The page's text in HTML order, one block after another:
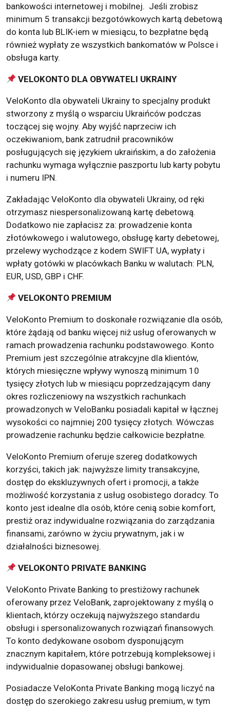
bankowości internetowej i mobilnej. Jeśli zrobisz
minimum 5 transakcji bezgotówkowych kartą debetową
do konta lub BLIK-iem w miesiącu, to bezpłatne będą
również wypłaty ze wszystkich bankomatów w Polsce i
obsługa karty.
VELOKONTO DLA OBYWATELI UKRAINY
VeloKonto dla obywateli Ukrainy to specjalny produkt
stworzony z myślą o wsparciu Ukraińców podczas
toczącej się wojny. Aby wyjść naprzeciw ich
oczekiwaniom, bank zatrudnił pracowników
posługujących się językiem ukraińskim, a do założenia
rachunku wymaga wyłącznie paszportu lub karty pobytu
i numeru IPN.
Zakładając VeloKonto dla obywateli Ukrainy, od ręki
otrzymasz niespersonalizowaną kartę debetową.
Dodatkowo nie zapłacisz za: prowadzenie konta
złotówkowego i walutowego, obsługę karty debetowej,
przelewy wychodzące z kodem SWIFT UA, wypłaty i
wpłaty gotówki w placówkach Banku w walutach: PLN,
EUR, USD, GBP i CHF.
VELOKONTO PREMIUM
VeloKonto Premium to doskonałe rozwiązanie dla osób,
które żądają od banku więcej niż usług oferowanych w
ramach prowadzenia rachunku podstawowego. Konto
Premium jest szczególnie atrakcyjne dla klientów,
których miesięczne wpływy wynoszą minimum 10
tysięcy złotych lub w miesiącu poprzedzającym dany
okres rozliczeniowy na wszystkich rachunkach
prowadzonych w VeloBanku posiadali kapitał w łącznej
wysokości co najmniej 200 tysięcy złotych. Wówczas
prowadzenie rachunku będzie całkowicie bezpłatne.
VeloKonto Premium oferuje szereg dodatkowych
korzyści, takich jak: najwyższe limity transakcyjne,
dostęp do ekskluzywnych ofert i promocji, a także
możliwość korzystania z usług osobistego doradcy. To
konto jest idealne dla osób, które cenią sobie komfort,
prestiż oraz indywidualne rozwiązania do zarządzania
finansami, zarówno w życiu prywatnym, jak i w
działalności biznesowej.
VELOKONTO PRIVATE BANKING
VeloKonto Private Banking to prestiżowy rachunek
oferowany przez VeloBank, zaprojektowany z myślą o
klientach, którzy oczekują najwyższego standardu
obsługi i spersonalizowanych rozwiązań finansowych.
To konto dedykowane osobom dysponującym
znacznym kapitałem, które potrzebują kompleksowej i
indywidualnie dopasowanej obsługi bankowej.
Posiadacze VeloKonta Private Banking mogą liczyć na
dostęp do szerokiego zakresu usług premium, w tym